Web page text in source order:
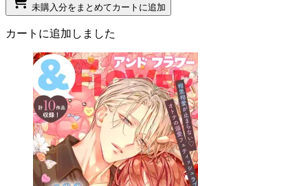
未購入分をまとめてカートに追加
カートに追加しました